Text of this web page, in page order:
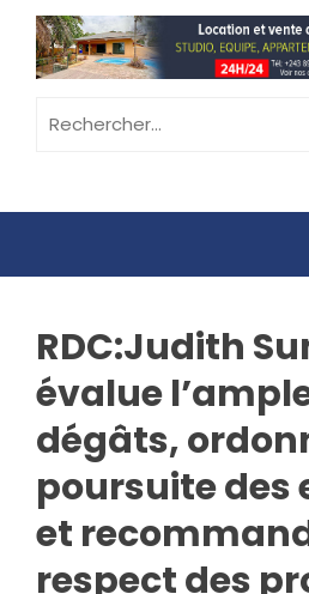
RDC:Judith
évalue
dégâts,
poursuite des
et
respect des